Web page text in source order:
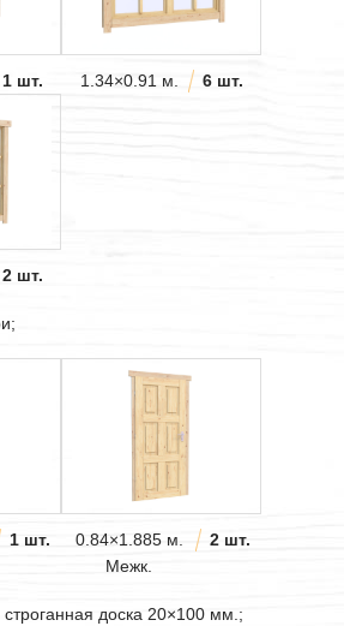
1 шт. 1.34×0.91 м. 6 шт.
2 шт.
1 шт.
0.84×1.885 м.
Межк.
2 шт.
доска 20×100 мм.;